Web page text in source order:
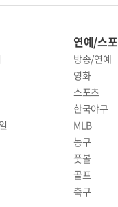
연예/스
방송/연예
영화
스포츠
한국야구
MLB
농구
풋볼
골프
축구